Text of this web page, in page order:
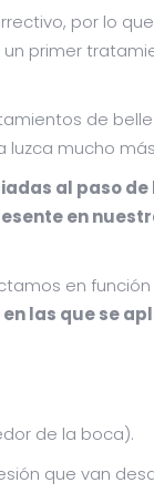
por lo
primer
de
luzca mucho
al paso
en
en
las que se
de la boca).
que van